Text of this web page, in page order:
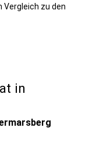
Vergleich zu den
in